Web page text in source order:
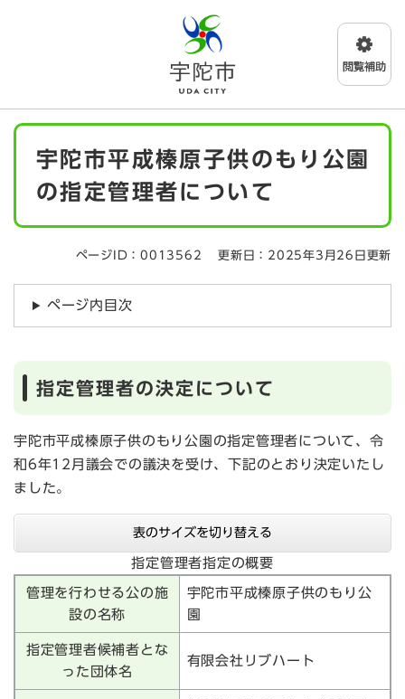
メニューを飛ばして本文へ
本
宇陀市平成榛原子供のもり公園
の指定管理者について
ページID：0013562 更新日：2025年3月26日更新
ページ内目次
指定管理者の決定について
宇陀市平成榛原子供のもり公園の指定管理者について、令
和6年12月議会での議決を受け、下記のとおり決定いたし
ました。
表のサイズを切り替える
指定管理者指定の概要
管理を行わせる公の施
設の名称
宇陀市平成榛原子供のもり公
園
指定管理者候補者とな
った団体名
有限会社リブハート